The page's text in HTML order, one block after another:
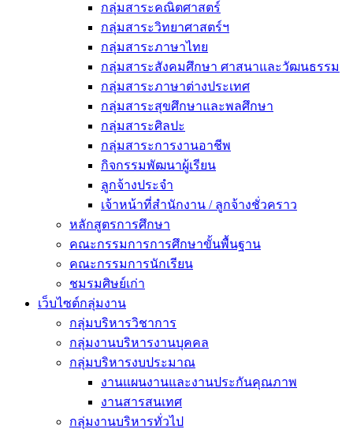
กลุ่มสาระคณิตศาสตร์
กลุ่มสาระวิทยาศาสตร์ฯ
กลุ่มสาระภาษาไทย
กลุ่มสาระสังคมศึกษา ศาสนาและวัฒนธรรม
กลุ่มสาระภาษาต่างประเทศ
กลุ่มสาระสุขศึกษาและพลศึกษา
กลุ่มสาระศิลปะ
กลุ่มสาระการงานอาชีพ
กิจกรรมพัฒนาผู้เรียน
ลูกจ้างประจำ
เจ้าหน้าที่สำนักงาน / ลูกจ้างชั่วคราว
หลักสูตรการศึกษา
คณะกรรมการการศึกษาขั้นพื้นฐาน
คณะกรรมการนักเรียน
ชมรมศิษย์เก่า
เว็บไซต์กลุ่มงาน
กลุ่มบริหารวิชาการ
กลุ่มงานบริหารงานบุคคล
กลุ่มบริหารงบประมาณ
งานแผนงานและงานประกันคุณภาพ
งานสารสนเทศ
กลุ่มงานบริหารทั่วไป